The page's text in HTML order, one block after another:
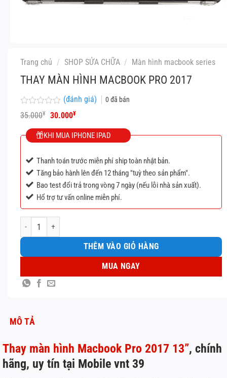
Trang chủ / SHOP SỬA CHỮA / Màn hình macbook series
THAY MÀN HÌNH MACBOOK PRO 2017
Được
xếp
hạng
0
(đánh giá) 0đã bán
35.000¥
Giá
là:
35.000¥.
30.000¥Giá
tại
là:
KHI MUA IPHONE IPAD
Thanh toán trước miễn phí ship toàn nhật bản.
Tăng bảo hành lên đến 12 tháng "tuỳ theo sản phẩm".
Bao test đổi trả trong vòng 7 ngày (nếu lỗi nhà sản xuất).
Hổ trợ tư vấn online miễn phí.
Thay màn hình Macbook Pro 2017 số lượng
THÊM VÀO GIỎ HÀNG
MUA NGAY
MÔ TẢ
Thay màn hình Macbook Pro 2017 13”, chính
hãng, uy tín tại Mobile vnt 39